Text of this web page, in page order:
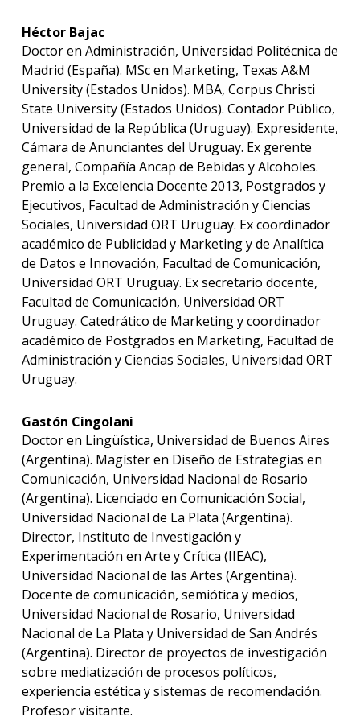
Héctor Bajac
Doctor en Administración, Universidad Politécnica de
Madrid (España). MSc en Marketing, Texas A&M
University (Estados Unidos). MBA, Corpus Christi
State University (Estados Unidos). Contador Público,
Universidad de la República (Uruguay). Expresidente,
Cámara de Anunciantes del Uruguay. Ex gerente
general, Compañía Ancap de Bebidas y Alcoholes.
Premio a la Excelencia Docente 2013, Postgrados y
Ejecutivos, Facultad de Administración y Ciencias
Sociales, Universidad ORT Uruguay. Ex coordinador
académico de Publicidad y Marketing y de Analítica
de Datos e Innovación, Facultad de Comunicación,
Universidad ORT Uruguay. Ex secretario docente,
Facultad de Comunicación, Universidad ORT
Uruguay. Catedrático de Marketing y coordinador
académico de Postgrados en Marketing, Facultad de
Administración y Ciencias Sociales, Universidad ORT
Uruguay.
Gastón Cingolani
Doctor en Lingüística, Universidad de Buenos Aires
(Argentina). Magíster en Diseño de Estrategias en
Comunicación, Universidad Nacional de Rosario
(Argentina). Licenciado en Comunicación Social,
Universidad Nacional de La Plata (Argentina).
Director, Instituto de Investigación y
Experimentación en Arte y Crítica (IIEAC),
Universidad Nacional de las Artes (Argentina).
Docente de comunicación, semiótica y medios,
Universidad Nacional de Rosario, Universidad
Nacional de La Plata y Universidad de San Andrés
(Argentina). Director de proyectos de investigación
sobre mediatización de procesos políticos,
experiencia estética y sistemas de recomendación.
Profesor visitante.